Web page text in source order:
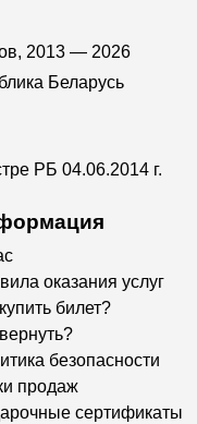
2013 — 2026
Беларусь
РБ 04.06.2014 г.
оказания услуг
билет?
безопасности
продаж
сертификаты